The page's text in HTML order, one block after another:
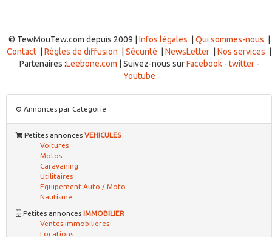
© TewMouTew.com depuis 2009 | Infos légales Qui sommes-nous
Contact
Règles de diffusion Sécurité NewsLetter Nos services
Partenaires :Leebone.com | Suivez-nous surFacebook- twitter-
Youtube
© Annonces par Categorie
Petites annonces VEHICULES
Voitures
Motos
Caravaning
Utilitaires
Equipement Auto / Moto
Nautisme
Petites annonces IMMOBILIER
Ventes immobilieres
Locations